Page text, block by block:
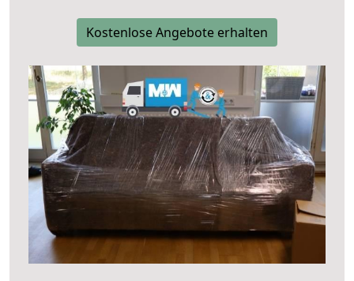
Kostenlose Angebote erhalten